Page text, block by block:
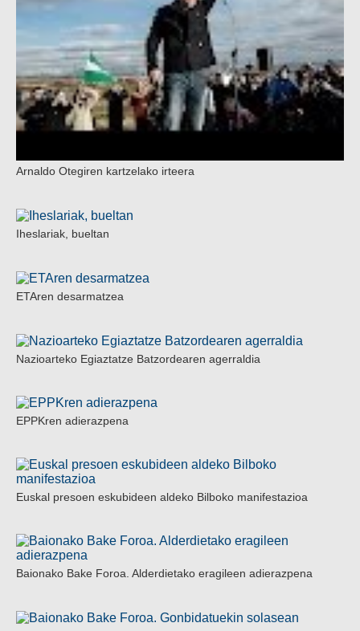
Arnaldo Otegiren kartzelako irteera
Iheslariak, bueltan
ETAren desarmatzea
Nazioarteko Egiaztatze Batzordearen agerraldia
EPPKren adierazpena
Euskal presoen eskubideen aldeko Bilboko manifestazioa
Baionako Bake Foroa. Alderdietako eragileen adierazpena